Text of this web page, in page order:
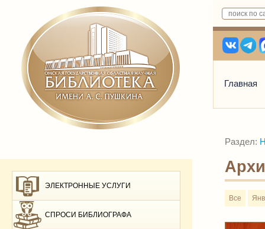
Главная
ЭЛЕКТРОННЫЕ УСЛУГИ
СПРОСИ БИБЛИОГРАФА
Раздел:
Все